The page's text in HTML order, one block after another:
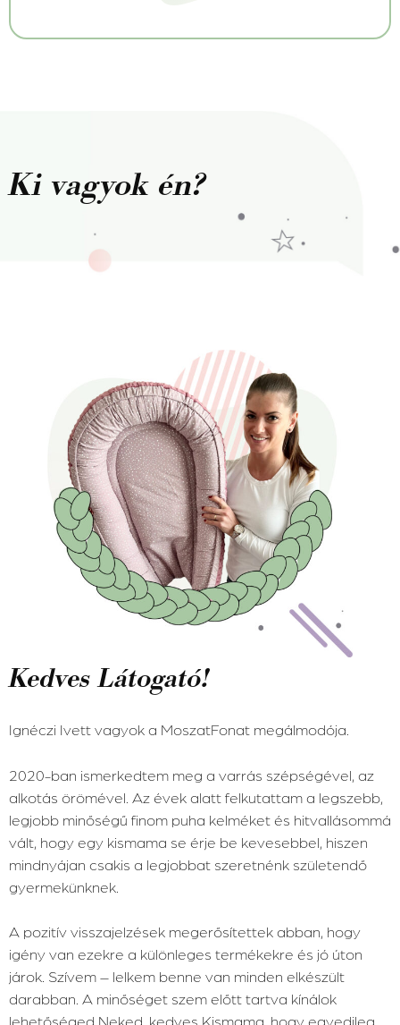
Ki vagyok én?
Kedves Látogató!
Ignéczi Ivett vagyok a MoszatFonat megálmodója.
2020-ban ismerkedtem meg a varrás szépségével, az
alkotás örömével. Az évek alatt felkutattam a legszebb,
legjobb minőségű finom puha kelméket és hitvallásommá
vált, hogy egy kismama se érje be kevesebbel, hiszen
mindnyájan csakis a legjobbat szeretnénk születendő
gyermekünknek.
A pozitív visszajelzések megerősítettek abban, hogy
igény van ezekre a különleges termékekre és jó úton
járok. Szívem – lelkem benne van minden elkészült
darabban. A minőséget szem előtt tartva kínálok
lehetőséged Neked, kedves Kismama, hogy egyedileg